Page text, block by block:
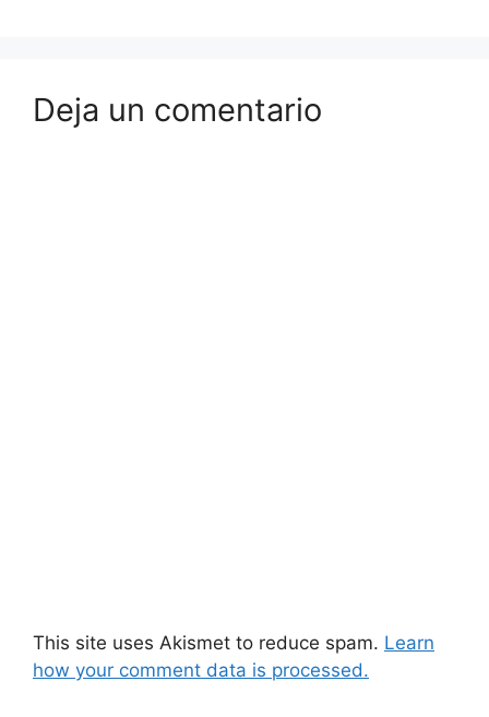
Deja un comentario
This site uses Akismet to reduce spam. Learn
how your comment data is processed.